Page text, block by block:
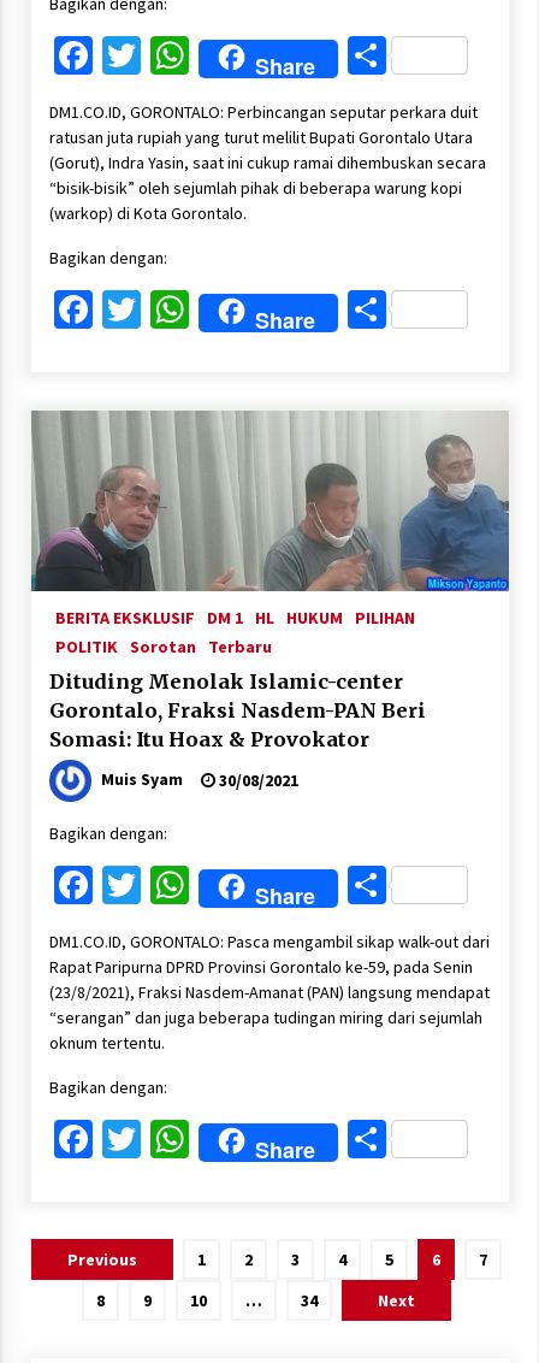
Facebook
Twitter
WhatsApp
Share Share
DM1.CO.ID, GORONTALO: Perbincangan seputar perkara duit
ratusan juta rupiah yang turut melilit Bupati Gorontalo Utara
(Gorut), Indra Yasin, saat ini cukup ramai dihembuskan secara
“bisik-bisik” oleh sejumlah pihak di beberapa warung kopi
(warkop) di Kota Gorontalo.
Bagikan dengan:
Facebook
Twitter
WhatsApp
Share Share
BERITA EKSKLUSIF DM 1 HL HUKUM
PILIHAN
POLITIK Sorotan Terbaru
Dituding Menolak Islamic-center
Gorontalo, Fraksi Nasdem-PAN Beri
Somasi: Itu Hoax & Provokator
Muis Syam 30/08/2021
Bagikan dengan:
Facebook
Twitter
WhatsApp
Share Share
DM1.CO.ID, GORONTALO: Pasca mengambil sikap walk-out dari
Rapat Paripurna DPRD Provinsi Gorontalo ke-59, pada Senin
(23/8/2021), Fraksi Nasdem-Amanat (PAN) langsung mendapat
“serangan” dan juga beberapa tudingan miring dari sejumlah
oknum tertentu.
Bagikan dengan:
Facebook
Twitter
WhatsApp
Share Share
Paginasi
Previous 1 2 3 4 5 6
7
8
9 10 … 34 Next